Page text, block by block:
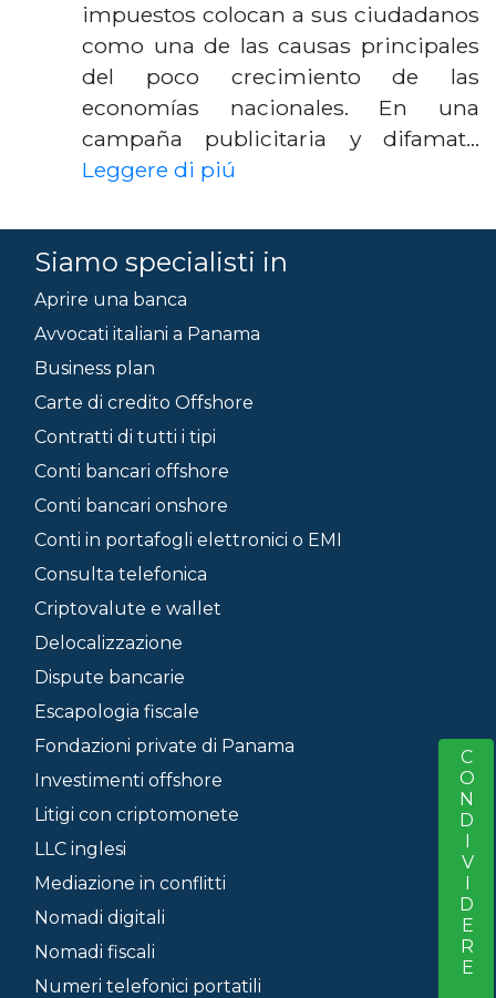
impuestos colocan a sus ciudadanos
como una de las causas principales
del poco crecimiento de las
economías nacionales. En una
campaña publicitaria y difamat…
Leggere di piú
CONDIVIDERE
Siamo specialisti in
Aprire una banca
Avvocati italiani a Panama
Business plan
Carte di credito Offshore
Contratti di tutti i tipi
Conti bancari offshore
Conti bancari onshore
Conti in portafogli elettronici o EMI
Consulta telefonica
Criptovalute e wallet
Delocalizzazione
Dispute bancarie
Escapologia fiscale
Fondazioni private di Panama
Investimenti offshore
Litigi con criptomonete
LLC inglesi
Mediazione in conflitti
Nomadi digitali
Nomadi fiscali
Numeri telefonici portatili